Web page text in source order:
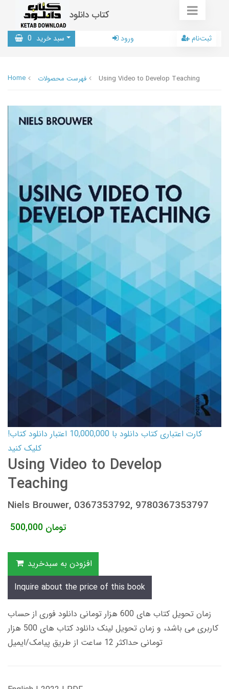
کتاب دانلود
سبد خرید 0 ورود ثبت‌نام
Home فهرست محصولات Using Video to Develop Teaching
کارت اعتباری کتاب دانلود با 10,000,000 اعتبار دانلود کتاب!
کلیک کنید
Using Video to Develop
Teaching
Niels Brouwer, 0367353792, 9780367353797
500,000 تومان
افزودن به سبدخرید
Inquire about the price of this book
زمان تحویل کتاب های 600 هزار تومانی دانلود فوری از حساب
کاربری می باشد، و زمان تحویل لینک دانلود کتاب های 500 هزار
تومانی حداکثر 12 ساعت از طریق پیامک/ایمیل